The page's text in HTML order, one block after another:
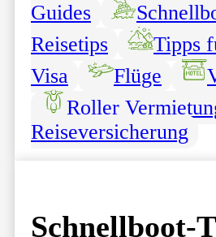
Guides
Reisetips
Tipps
Visa
Flüge
Roller
Reiseversicherung
Schnellboot-